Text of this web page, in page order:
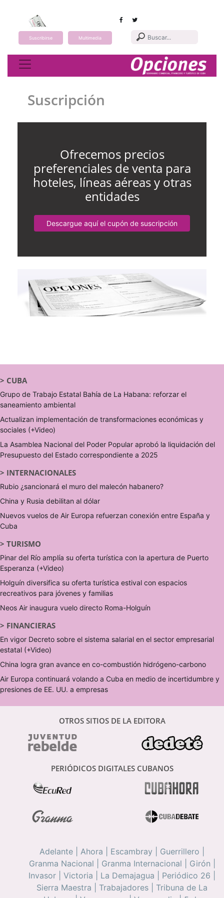
Suscribirse Multimedia
Toggle navigation
Suscripción
Ofrecemos precios
preferenciales de venta para
hoteles, líneas aéreas y otras
entidades
Descargue aquí el cupón de suscripción
> CUBA
Grupo de Trabajo Estatal Bahía de La Habana: reforzar el
saneamiento ambiental
Actualizan implementación de transformaciones económicas y
sociales (+Video)
La Asamblea Nacional del Poder Popular aprobó la liquidación del
Presupuesto del Estado correspondiente a 2025
> INTERNACIONALES
Rubio ¿sancionará el muro del malecón habanero?
China y Rusia debilitan al dólar
Nuevos vuelos de Air Europa refuerzan conexión entre España y
Cuba
> TURISMO
Pinar del Río amplía su oferta turística con la apertura de Puerto
Esperanza (+Video)
Holguín diversifica su oferta turística estival con espacios
recreativos para jóvenes y familias
Neos Air inaugura vuelo directo Roma-Holguín
> FINANCIERAS
En vigor Decreto sobre el sistema salarial en el sector empresarial
estatal (+Video)
China logra gran avance en co-combustión hidrógeno-carbono
Air Europa continuará volando a Cuba en medio de incertidumbre y
presiones de EE. UU. a empresas
OTROS SITIOS DE LA EDITORA
PERIÓDICOS DIGITALES CUBANOS
Adelante Ahora Escambray Guerrillero
Granma Nacional
Granma Internacional Girón
Invasor
Victoria La Demajagua Periódico 26
Sierra Maestra
Trabajadores
Tribuna de La